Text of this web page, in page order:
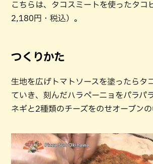
こちらは、タコスミートを使ったタコ
2,180円・税込）。
つくりかた
生地を広げトマトソースを塗ったらタ
ていき、刻んだハラペーニョをパラパ
ネギと2種類のチーズをのせオーブンの